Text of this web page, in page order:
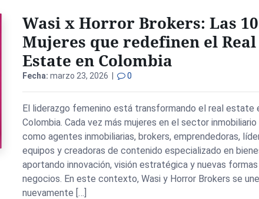
Wasi x Horror Brokers: Las 10
Mujeres que redefinen el Real
Estate en Colombia
Fecha: marzo 23, 2026 | 0
El liderazgo femenino está transformando el real estate
Colombia. Cada vez más mujeres en el sector
como agentes inmobiliarias, brokers, emprendedoras,
equipos y creadoras de contenido especializado en
aportando innovación, visión estratégica y nuevas
negocios. En este contexto, Wasi y Horror Brokers se
nuevamente […]